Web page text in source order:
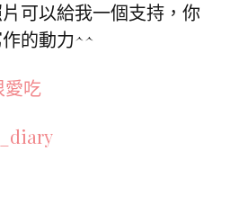
可以給我一個支持，你
的動力^^
愛吃